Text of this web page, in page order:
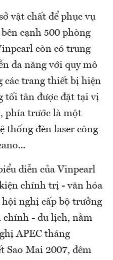
vật chất để phục vụ
cạnh 500 phòng
còn có trung
đa năng với quy mô
các trang thiết bị hiện
tối tân được đặt tại vị
phía trước là một
thống đèn laser công
diễn của Vinpearl
chính trị - văn hóa
nghị cấp bộ trưởng
chính - du lịch, nằm
APEC tháng
Sao Mai 2007, đêm